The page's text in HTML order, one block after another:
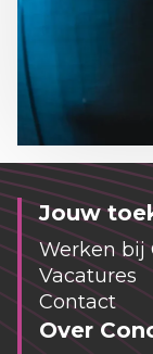
Jouw
Werken bij
Vacatures
Contact
Over